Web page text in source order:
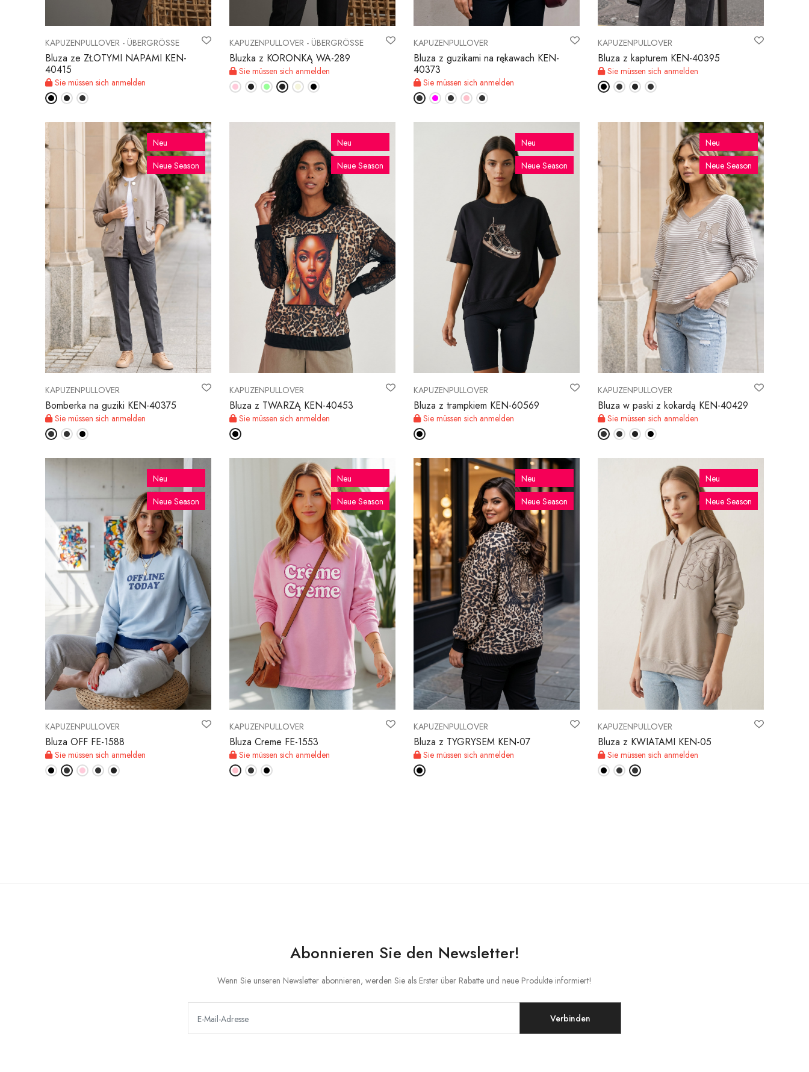
KAPUZENPULLOVER - ÜBERGRÖSSE
Bluza ze ZŁOTYMI NAPAMI KEN-
40415
Sie müssen sich anmelden
KAPUZENPULLOVER - ÜBERGRÖSSE
Bluzka z KORONKĄ WA-289
Sie müssen sich anmelden
KAPUZENPULLOVER
Bluza z guzikami na rękawach KEN-
40373
Sie müssen sich anmelden
KAPUZENPULLOVER
Bluza z kapturem KEN-40395
Sie müssen sich anmelden
KAPUZENPULLOVER
Bomberka na guziki KEN-40375
Sie müssen sich anmelden
Neu
Neue Season
KAPUZENPULLOVER
Bluza z TWARZĄ KEN-40453
Sie müssen sich anmelden
Neu
Neue Season
KAPUZENPULLOVER
Bluza z trampkiem KEN-60569
Sie müssen sich anmelden
Neu
Neue Season
KAPUZENPULLOVER
Bluza w paski z kokardą KEN-40429
Sie müssen sich anmelden
Neu
Neue Season
KAPUZENPULLOVER
Bluza OFF FE-1588
Sie müssen sich anmelden
Neu
Neue Season
KAPUZENPULLOVER
Bluza Creme FE-1553
Sie müssen sich anmelden
Neu
Neue Season
KAPUZENPULLOVER
Bluza z TYGRYSEM KEN-07
Sie müssen sich anmelden
Neu
Neue Season
KAPUZENPULLOVER
Bluza z KWIATAMI KEN-05
Sie müssen sich anmelden
Neu
Neue Season
Abonnieren Sie den Newsletter!
Wenn Sie unseren Newsletter abonnieren, werden Sie als Erster über Rabatte und neue Produkte informiert!
Verbinden